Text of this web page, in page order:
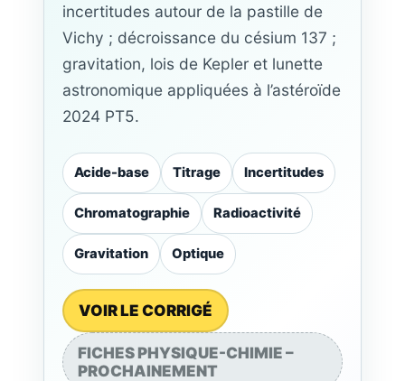
incertitudes autour de la pastille de
Vichy ; décroissance du césium 137 ;
gravitation, lois de Kepler et lunette
astronomique appliquées à l’astéroïde
2024 PT5.
Acide-base Titrage Incertitudes
Chromatographie Radioactivité
Gravitation Optique
VOIR LE CORRIGÉ
FICHES PHYSIQUE-CHIMIE –
PROCHAINEMENT